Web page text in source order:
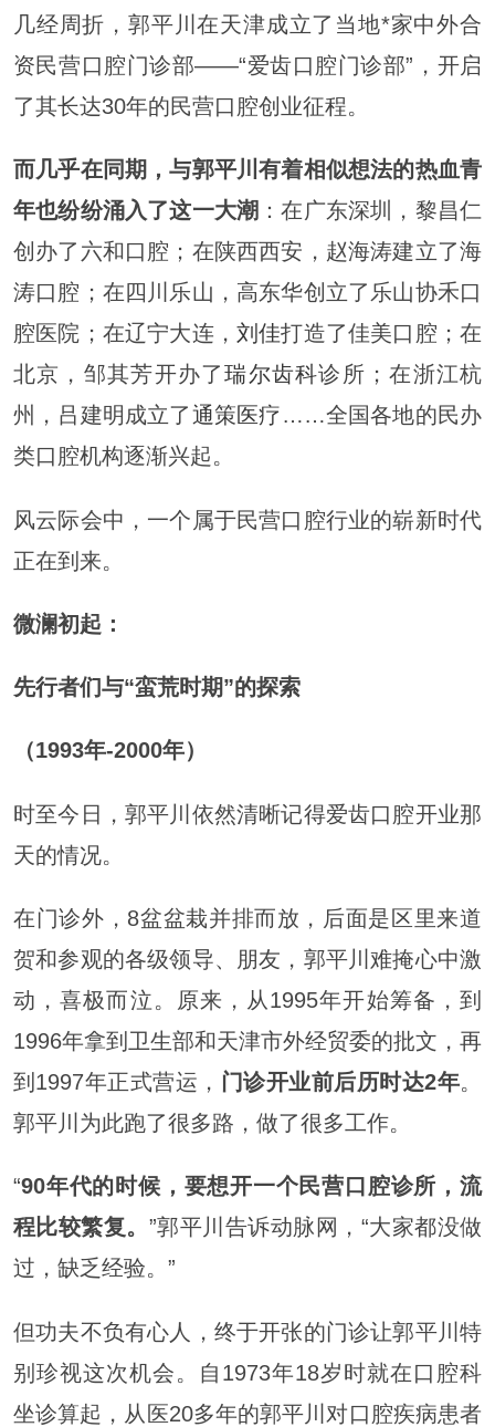
几经周折，郭平川在天津成立了当地*家中外合
资民营口腔门诊部——“爱齿口腔门诊部”，开启
了其长达30年的民营口腔创业征程。
而几乎在同期，与郭平川有着相似想法的热血青
年也纷纷涌入了这一大潮 ：在广东深圳，黎昌仁
创办了六和口腔；在陕西西安，赵海涛建立了海
涛口腔；在四川乐山，高东华创立了乐山协禾口
腔医院；在辽宁大连， 刘佳打造了佳美口腔；在
北京，邹其芳开办了瑞尔齿科诊所；在浙江杭
州，吕建明成立了通策医疗……全国各地的民办
类口腔机构逐渐兴起。
风云际会中，一个属于民营口腔行业的崭新时代
正在到来。
微澜初起：
先行者们与“蛮荒时期”的探索
（1993年-2000年）
时至今日，郭平川依然清晰记得爱齿口腔开业那
天的情况。
在门诊外，8盆盆栽并排而放，后面是区里来道
贺和参观的各级领导、朋友，郭平川难掩心中激
动，喜极而泣。原来，从1995年开始筹备，到
1996年拿到卫生部和天津市外经贸委的批文，再
到1997年正式营运， 门诊开业前后历时达2年。
郭平川为此跑了很多路，做了很多工作。
“90年代的时候，要想开一个民营口腔诊所，流
程比较繁复。 ”郭平川告诉动脉网，“大家都没做
过，缺乏经验。”
但功夫不负有心人，终于开张的门诊让郭平川特
别珍视这次机会。自1973年18岁时就在口腔科
坐诊算起，从医20多年的郭平川对口腔疾病患者